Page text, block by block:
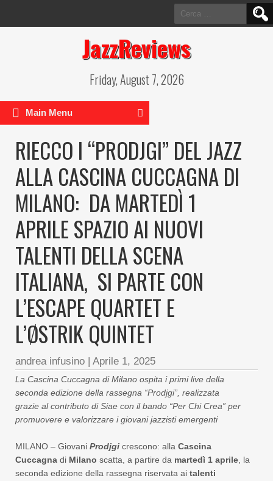
Ricerca
per:
JazzReviews
Friday, August 7, 2026
Main Menu
RIECCO I “PRODJGI” DEL JAZZ
ALLA CASCINA CUCCAGNA DI
MILANO: DA MARTEDÌ 1
APRILE SPAZIO AI NUOVI
TALENTI DELLA SCENA
ITALIANA, SI PARTE CON
L’ESCAPE QUARTET E
L’ØSTRIK QUINTET
andrea infusino | Aprile 1, 2025
La Cascina Cuccagna di Milano ospita i primi live della
seconda edizione della rassegna “Prodjgi”, realizzata
grazie al contributo di Siae con il bando “Per Chi Crea” per
promuovere e valorizzare i giovani jazzisti emergenti
MILANO – Giovani Prodjgi crescono: alla Cascina
Cuccagna di Milano scatta, a partire da martedì 1 aprile , la
seconda edizione della rassegna riservata ai talenti